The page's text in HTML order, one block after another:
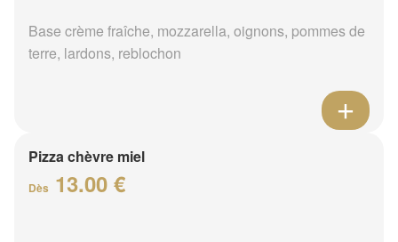
Base crème fraîche, mozzarella, oignons, pommes de
terre, lardons, reblochon
Pizza chèvre miel
Dès 13.00 €